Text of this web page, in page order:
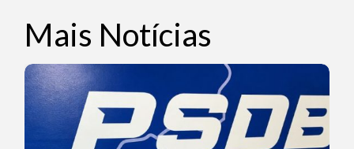
Mais Notícias